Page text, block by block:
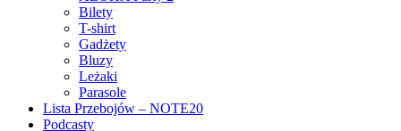
Bilety
T-shirt
Gadżety
Bluzy
Leżaki
Parasole
Lista Przebojów – NOTE20
Podcasty